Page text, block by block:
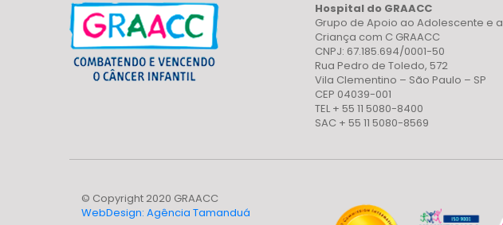
Hospital do GRAACC
Grupo de Apoio ao Adolescente e a
Criança com C GRAACC
CNPJ: 67.185.694/0001-50
Rua Pedro de Toledo, 572
Vila Clementino – São Paulo – SP
CEP 04039-001
TEL + 55 11 5080-8400
SAC + 55 11 5080-8569
© Copyright 2020 GRAACC
WebDesign: Agência Tamanduá